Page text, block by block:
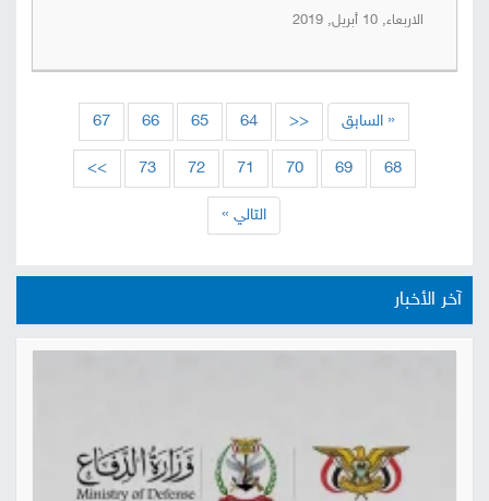
الاربعاء, 10 أبريل, 2019
« السابق <<
64
65
66
67
68
69
70
71
72
73
>>
التالي »
آخر الأخبار